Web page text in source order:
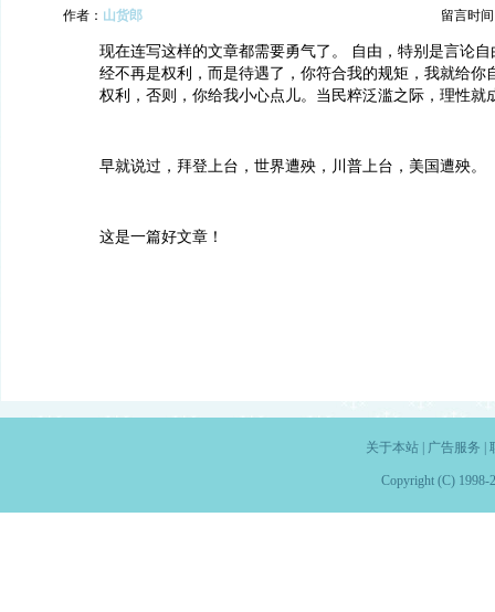
作者： 山货郎 留言时间
现在连写这样的文章都需要勇气了。 自由，特别是言论
经不再是权利，而是待遇了，你符合我的规矩，我就给你
权利，否则，你给我小心点儿。当民粹泛滥之际，理性就
早就说过，拜登上台，世界遭殃，川普上台，美国遭殃。
这是一篇好文章！
关于本站| 广告服务
Copyright (C) 1998-